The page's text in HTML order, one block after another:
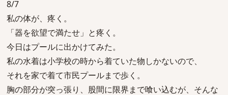
8/7
私の体が、疼く。
「器を欲望で満たせ」と疼く。
今日はプールに出かけてみた。
私の水着は小学校の時から着ていた物しかないので、
それを家で着て市民プールまで歩く。
胸の部分が突っ張り、股間に限界まで喰い込むが、そんな